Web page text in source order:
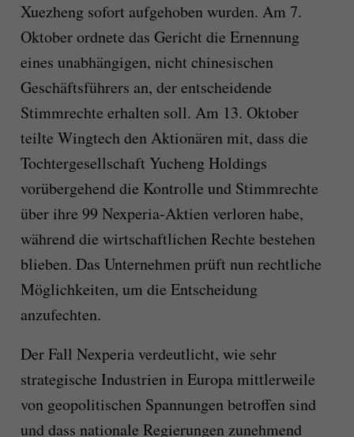
Xuezheng sofort aufgehoben wurden. Am 7.
Oktober ordnete das Gericht die Ernennung
eines unabhängigen, nicht chinesischen
Geschäftsführers an, der entscheidende
Stimmrechte erhalten soll. Am 13. Oktober
teilte Wingtech den Aktionären mit, dass die
Tochtergesellschaft Yucheng Holdings
vorübergehend die Kontrolle und Stimmrechte
über ihre 99 Nexperia-Aktien verloren habe,
während die wirtschaftlichen Rechte bestehen
blieben. Das Unternehmen prüft nun rechtliche
Möglichkeiten, um die Entscheidung
anzufechten.
Der Fall Nexperia verdeutlicht, wie sehr
strategische Industrien in Europa mittlerweile
von geopolitischen Spannungen betroffen sind
und dass nationale Regierungen zunehmend